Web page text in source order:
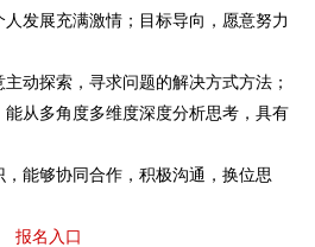
发展充满激情；目标导向，愿意努力
探索，寻求问题的解决方式方法；
从多角度多维度深度分析思考，具有
能够协同合作，积极沟通，换位思
报名入口